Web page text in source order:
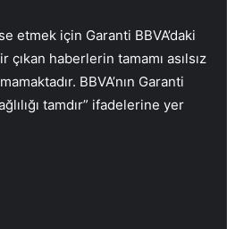
etmek için Garanti BBVA’daki
çıkan haberlerin tamamı asılsız
BBVA’nın Garanti
tamdır” ifadelerine yer